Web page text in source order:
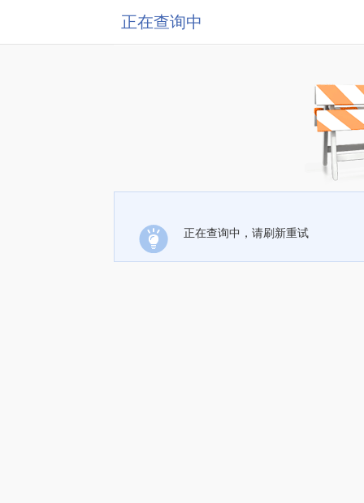
正在查询中
正在查询中，请刷新重试